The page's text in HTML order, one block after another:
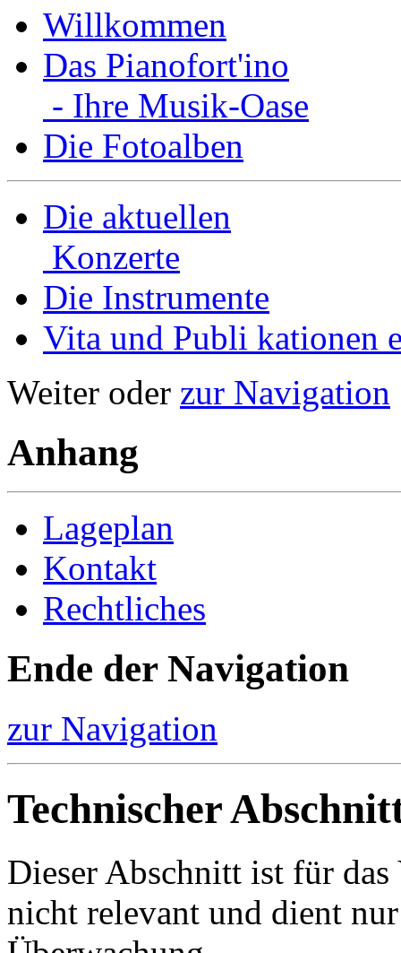
Willkommen
Das Pianofort'ino
- Ihre Musik-Oase
Die Fotoalben
Die aktuellen
Konzerte
Die Instrumente
Vita und Publi­ kationen
Weiter oder zur Navigation
Anhang
Lageplan
Kontakt
Rechtliches
Ende der Navigation
zur Navigation
Technischer
Dieser Abschnitt ist für das
nicht relevant und dient